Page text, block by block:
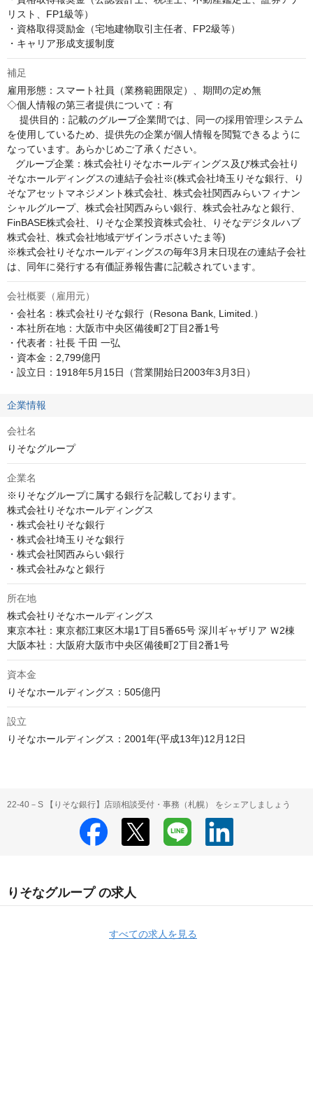
リスト、FP1級等）
・資格取得奨励金（宅地建物取引主任者、FP2級等）
・キャリア形成支援制度
補足
雇用形態：スマート社員（業務範囲限定）、期間の定め無
◇個人情報の第三者提供について：有
提供目的：記載のグループ企業間では、同一の採用管理システム
を使用しているため、提供先の企業が個人情報を閲覧できるように
なっています。あらかじめご了承ください。
そなホールディングスの連結子会社※(株式会社埼玉りそな銀行、り
そなアセットマネジメント株式会社、株式会社関西みらいフィナン
シャルグループ、株式会社関西みらい銀行、株式会社みなと銀行、
FinBASE株式会社、りそな企業投資株式会社、りそなデジタルハブ
株式会社、株式会社地域デザインラボさいたま等)
※株式会社りそなホールディングスの毎年3月末日現在の連結子会社
は、同年に発行する有価証券報告書に記載されています。
会社概要（雇用元）
・会社名：株式会社りそな銀行（Resona Bank, Limited.）
・本社所在地：大阪市中央区備後町2丁目2番1号
・代表者：社長 千田 一弘
・資本金：2,799億円
・設立日：1918年5月15日（営業開始日2003年3月3日）
企業情報
会社名
りそなグループ
企業名
※りそなグループに属する銀行を記載しております。
株式会社りそなホールディングス
・株式会社りそな銀行
・株式会社埼玉りそな銀行
・株式会社関西みらい銀行
・株式会社みなと銀行
所在地
株式会社りそなホールディングス
東京本社：東京都江東区木場1丁目5番65号 深川ギャザリア Ｗ2棟
資本金
設立
りそなホールディングス：2001年(平成13年)12月12日
22-40－S 【りそな銀行】店頭相談受付・事務（札幌） をシェアしましょう
りそなグループ の求人
すべての求人を見る